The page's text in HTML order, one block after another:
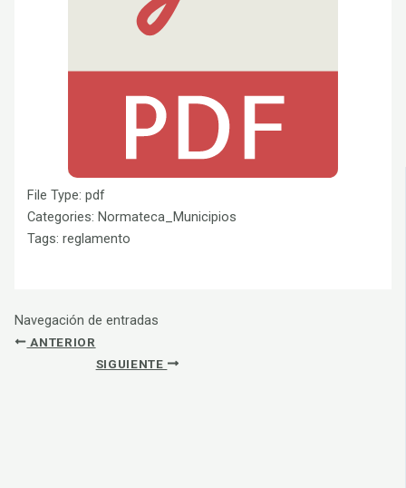
File Type:pdf
Categories:Normateca_Municipios
Tags:reglamento
Navegación de entradas
ANTERIOR
SIGUIENTE